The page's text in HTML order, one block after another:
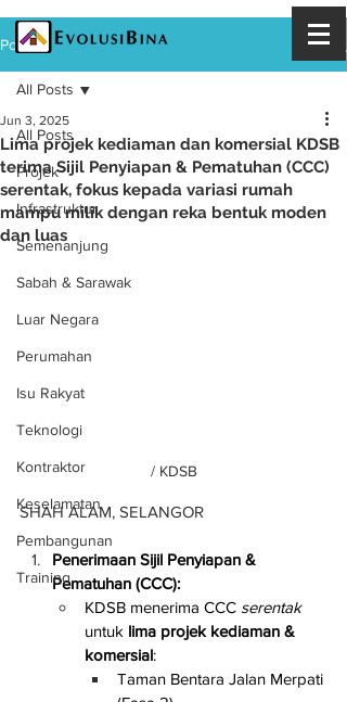
Post
All Posts
Projek
Infrastruktur
Semenanjung
Sabah & Sarawak
Luar Negara
Perumahan
Isu Rakyat
Teknologi
Kontraktor
Keselamatan
Pembangunan
Training
All Posts
Lima projek kediaman dan komersial KDSB
terima Sijil Penyiapan & Pematuhan (CCC)
serentak, fokus kepada variasi rumah
mampu milik dengan reka bentuk moden
dan luas
Jun 3, 2025
/ KDSB
SHAH ALAM, SELANGOR
Penerimaan Sijil Penyiapan &
Pematuhan (CCC):
KDSB menerima CCC serentak
untuk lima projek kediaman &
komersial:
Taman Bentara Jalan Merpati